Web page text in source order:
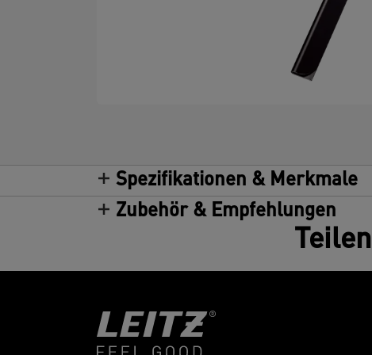
Spezifikationen & Merkmale
Zubehör & Empfehlungen